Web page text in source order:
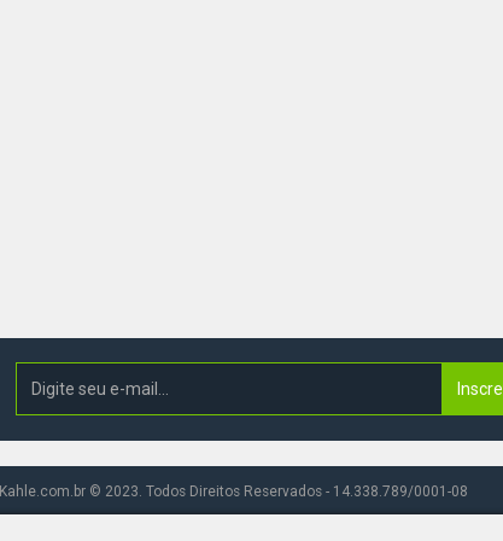
Kahle.com.br © 2023. Todos Direitos Reservados - 14.338.789/0001-08